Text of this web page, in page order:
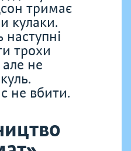
тримає
кулаки.
трохи
не
не вбити.